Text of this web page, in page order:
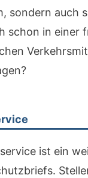
sondern auch
schon in einer
ist ein